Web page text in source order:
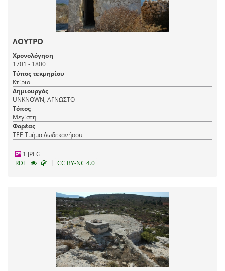
ΛΟΥΤΡΟ
Χρονολόγηση
1701 - 1800
Τύπος τεκμηρίου
Κτίριο
Δημιουργός
UNKNOWN, ΑΓΝΩΣΤΟ
Τόπος
Μεγίστη
Φορέας
ΤΕΕ Τμήμα Δωδεκανήσου
1 JPEG
RDF
| CC BY-NC 4.0